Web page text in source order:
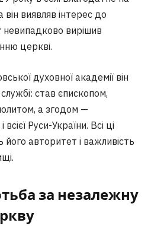
виявляв інтерес до
вирішив
церкві.
духовної академії він
став єпископом,
а згодом —
Руси-України. Всі ці
авторитет і важливість
за незалежну